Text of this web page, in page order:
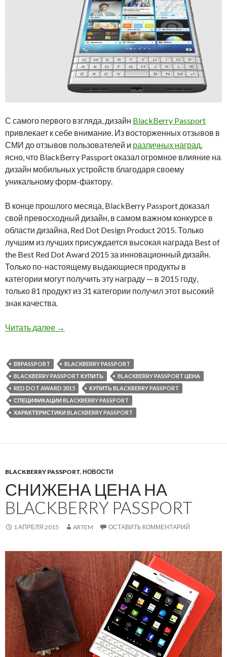
С самого первого взгляда, дизайн BlackBerry Passport
привлекает к себе внимание. Из восторженных отзывов в
СМИ до отзывов пользователей и различных наград,
ясно, что BlackBerry Passport оказал огромное влияние на
дизайн мобильных устройств благодаря своему
уникальному форм-фактору.
В конце прошлого месяца, BlackBerry Passport доказал
свой превосходный дизайн, в самом важном конкурсе в
области дизайна, Red Dot Design Product 2015. Только
лучшим из лучших присуждается высокая награда Best of
the Best Red Dot Award 2015 за инновационный дизайн.
Только по-настоящему выдающиеся продукты в
категории могут получить эту награду — в 2015 году,
только 81 продукт из 31 категории получил этот высокий
знак качества.
Читать далее BlackBerry Passport получил премию Best of
→
BBPASSPORT
BLACKBERRY PASSPORT
BLACKBERRY PASSPORT КУПИТЬ
BLACKBERRY PASSPORT ЦЕНА
RED DOT AWARD 2015
КУПИТЬ BLACKBERRY PASSPORT
СПЕЦИФИКАЦИИ BLACKBERRY PASSPORT
ХАРАКТЕРИСТИКИ BLACKBERRY PASSPORT
BLACKBERRY PASSPORT, НОВОСТИ
СНИЖЕНА ЦЕНА НА
BLACKBERRY PASSPORT
1 АПРЕЛЯ 2015 ARTEM ОСТАВИТЬ КОММЕНТАРИЙ